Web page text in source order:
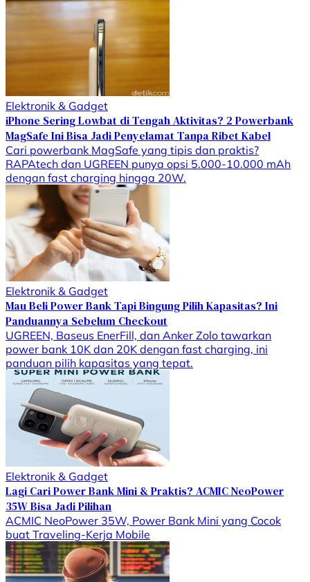
Elektronik & Gadget
iPhone Sering Lowbat di Tengah Aktivitas? 2 Powerbank
MagSafe Ini Bisa Jadi Penyelamat Tanpa Ribet Kabel
Cari powerbank MagSafe yang tipis dan praktis?
RAPAtech dan UGREEN punya opsi 5.000-10.000 mAh
dengan fast charging hingga 20W.
Elektronik & Gadget
Mau Beli Power Bank Tapi Bingung Pilih Kapasitas? Ini
Panduannya Sebelum Checkout
UGREEN, Baseus EnerFill, dan Anker Zolo tawarkan
power bank 10K dan 20K dengan fast charging, ini
panduan pilih kapasitas yang tepat.
Elektronik & Gadget
Lagi Cari Power Bank Mini & Praktis? ACMIC NeoPower
35W Bisa Jadi Pilihan
ACMIC NeoPower 35W, Power Bank Mini yang Cocok
buat Traveling-Kerja Mobile